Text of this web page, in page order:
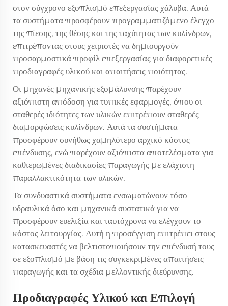
στον σύγχρονο εξοπλισμό επεξεργασίας χάλυβα. Αυτά
τα συστήματα προσφέρουν προγραμματιζόμενο έλεγχο
της πίεσης, της θέσης και της ταχύτητας των κυλίνδρων,
επιτρέποντας στους χειριστές να δημιουργούν
προσαρμοστικά προφίλ επεξεργασίας για διαφορετικές
προδιαγραφές υλικού και απαιτήσεις ποιότητας.
Οι μηχανές μηχανικής εξομάλυνσης παρέχουν
αξιόπιστη απόδοση για τυπικές εφαρμογές, όπου οι
σταθερές ιδιότητες των υλικών επιτρέπουν σταθερές
διαμορφώσεις κυλίνδρων. Αυτά τα συστήματα
προσφέρουν συνήθως χαμηλότερο αρχικό κόστος
επένδυσης, ενώ παρέχουν αξιόπιστα αποτελέσματα για
καθιερωμένες διαδικασίες παραγωγής με ελάχιστη
παραλλακτικότητα των υλικών.
Τα συνδυαστικά συστήματα ενσωματώνουν τόσο
υδραυλικά όσο και μηχανικά συστατικά για να
προσφέρουν ευελιξία και ταυτόχρονα να ελέγχουν το
κόστος λειτουργίας. Αυτή η προσέγγιση επιτρέπει στους
κατασκευαστές να βελτιστοποιήσουν την επένδυσή τους
σε εξοπλισμό με βάση τις συγκεκριμένες απαιτήσεις
παραγωγής και τα σχέδια μελλοντικής διεύρυνσης.
Προδιαγραφές Υλικού και Επιλογή